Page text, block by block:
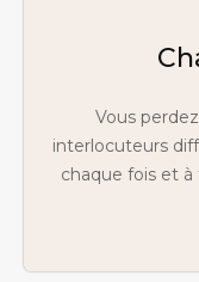
Vous
interlocuteurs
chaque fois et